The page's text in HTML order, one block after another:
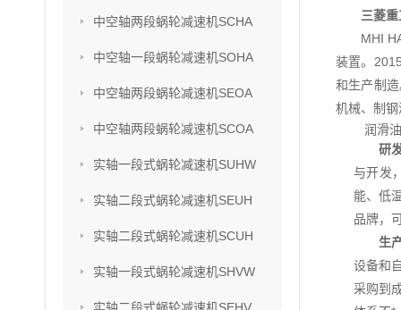
中空轴两段蜗轮减速机SCHA
中空轴一段蜗轮减速机SOHA
中空轴两段蜗轮减速机SEOA
中空轴两段蜗轮减速机SCOA
实轴一段式蜗轮减速机SUHW
实轴二段式蜗轮减速机SEUH
实轴二段式蜗轮减速机SCUH
实轴一段式蜗轮减速机SHVW
三菱
MHI
装置。
和生产制
机械、制
润滑
研
与开发
能、低
品牌，
生
设备和
采购到